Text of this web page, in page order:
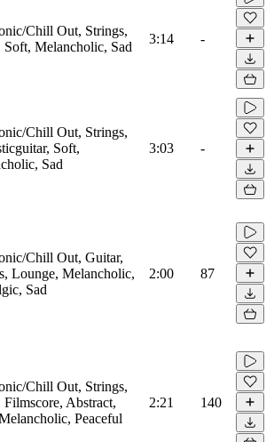
Chill Out, Strings,
Soft, Melancholic, Sad
3:14 -
Chill Out, Strings,
Soft,
Sad
3:03 -
Chill Out, Guitar,
Lounge, Melancholic,
Sad
2:00 87
Chill Out, Strings,
Filmscore, Abstract,
Peaceful
2:21 140